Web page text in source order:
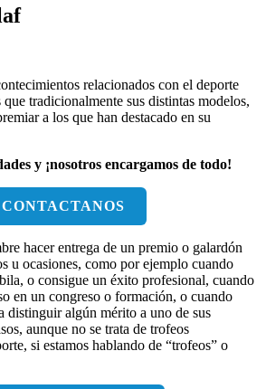
relacionados con el deporte
tradicionalmente sus distintas modelos,
a los que han destacado en su
y ¡nosotros encargamos de todo!
CONTACTANOS
hacer entrega de un premio o galardón
u ocasiones, como por ejemplo cuando
o consigue un éxito profesional, cuando
en un congreso o formación, o cuando
distinguir algún mérito a uno de sus
aunque no se trata de trofeos
si estamos hablando de “trofeos” o